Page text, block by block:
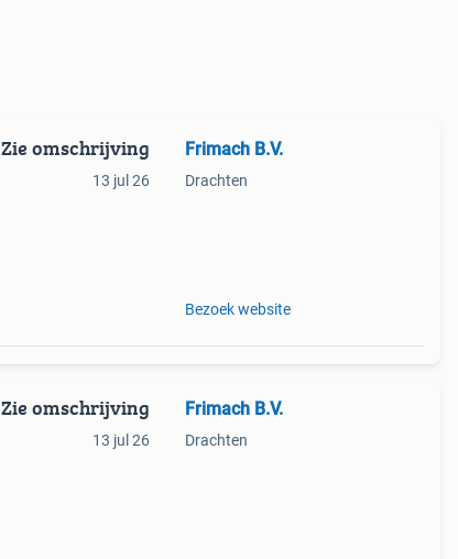
Zie omschrijving
13 jul 26
Frimach B.V.
Drachten
Bezoek website
Zie omschrijving
13 jul 26
Frimach B.V.
Drachten